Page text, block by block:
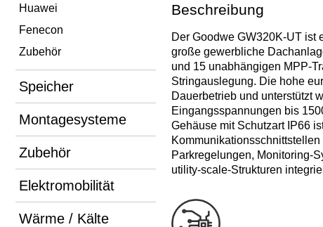
Huawei
Fenecon
Zubehör
Speicher
Montagesysteme
Zubehör
Elektromobilität
Wärme / Kälte
Beschreibung
Der Goodwe GW320K‑UT
große gewerbliche
und 15 unabhängigen
Stringauslegung. Die hohe
Dauerbetrieb und unterstützt
Eingangsspannungen bis
Gehäuse mit Schutzart IP66
Parkregelungen,
utility‑scale‑Strukturen